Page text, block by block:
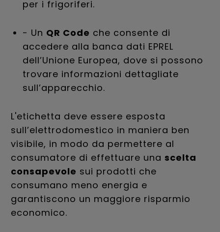
per i frigoriferi.
- Un QR Code che consente di
accedere alla banca dati EPREL
dell’Unione Europea, dove si possono
trovare informazioni dettagliate
sull’apparecchio.
L'etichetta deve essere esposta
sull’elettrodomestico in maniera ben
visibile, in modo da permettere al
consumatore di effettuare una scelta
consapevole sui prodotti che
consumano meno energia e
garantiscono un maggiore risparmio
economico.